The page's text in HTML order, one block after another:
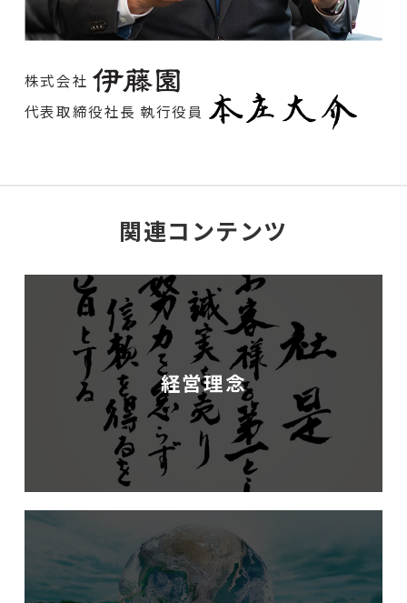
株式会社
代表取締役社長 執行役員
関連コンテンツ
経営理念